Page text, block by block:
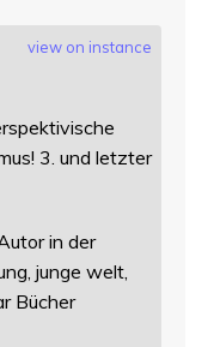
view on instance
3. und letzter
in der
junge welt,
Bücher